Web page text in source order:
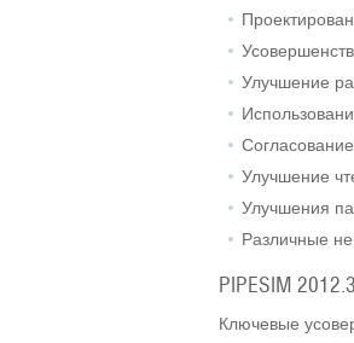
Улучшение
Улучшение
Улучшения
Различные
PIPESIM
Ключевые